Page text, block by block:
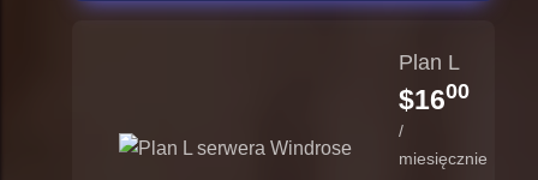
Plan L
$1600
/
miesięcznie